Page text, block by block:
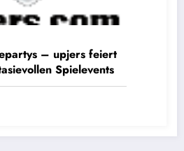
– upjers feiert
Spielevents